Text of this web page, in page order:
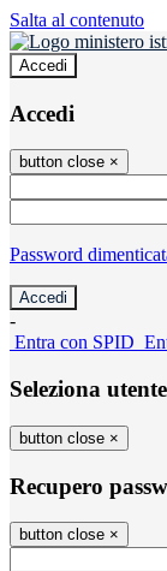
Salta al contenuto
Accedi
Accedi
button close ×
Password
-
Entra con SPID
Seleziona utente
button close ×
Recupero
button close ×